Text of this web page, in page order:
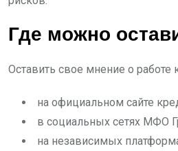
Где можно
Оставить свое мнение о
на официальном сайте
в социальных сетях МФО
на независимых